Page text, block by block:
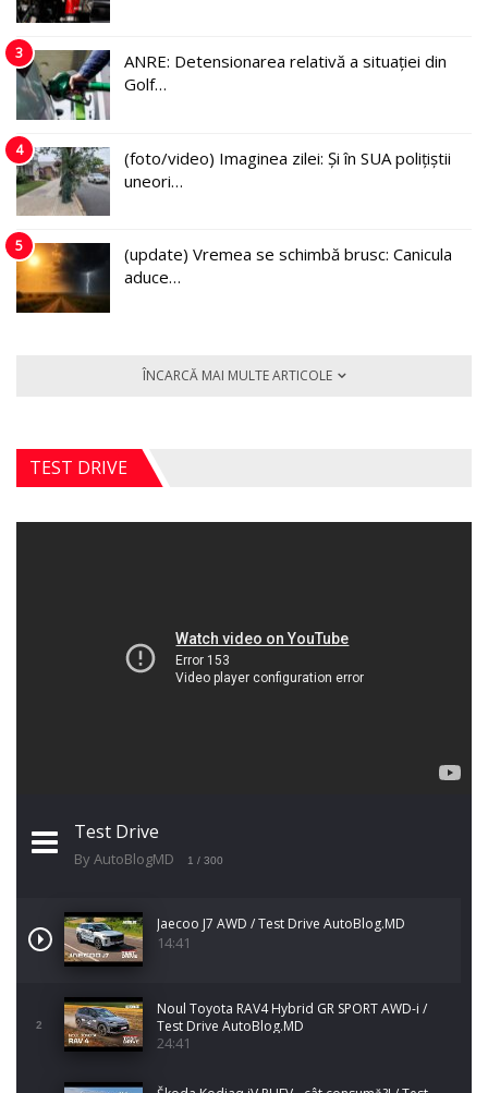
3
ANRE: Detensionarea relativă a situației din
Golf…
4
(foto/video) Imaginea zilei: Și în SUA polițiștii
uneori…
5
(update) Vremea se schimbă brusc: Canicula
aduce…
ÎNCARCĂ MAI MULTE ARTICOLE
TEST DRIVE
Test Drive
By AutoBlogMD 1 / 300
Jaecoo J7 AWD / Test Drive AutoBlog.MD
14:41
2
Noul Toyota RAV4 Hybrid GR SPORT AWD-i /
Test Drive AutoBlog.MD
24:41